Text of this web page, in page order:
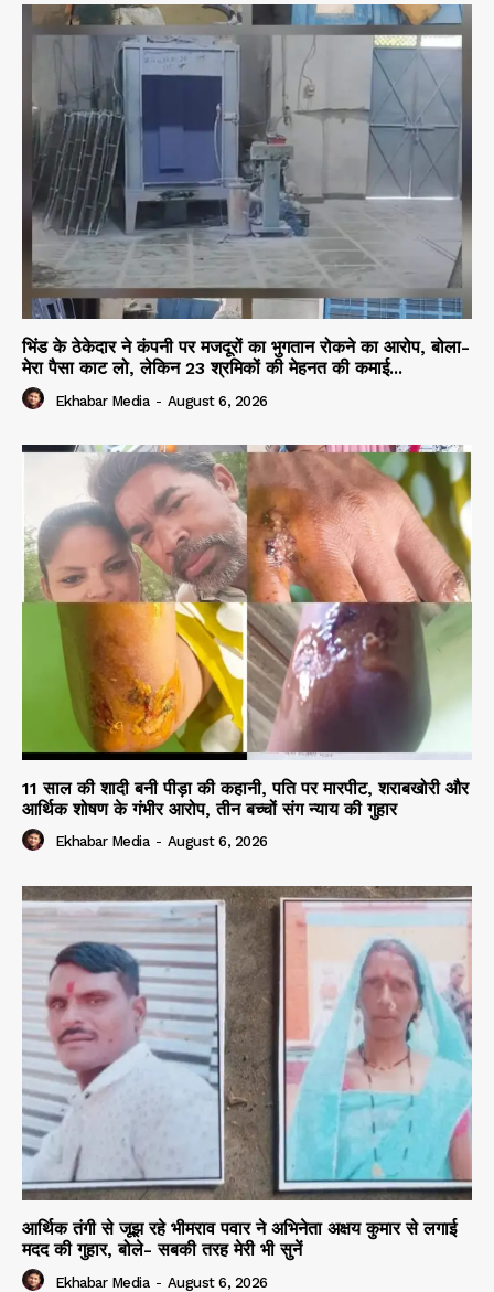
भिंड के ठेकेदार ने कंपनी पर मजदूरों का भुगतान रोकने का आरोप, बोला-
मेरा पैसा काट लो, लेकिन 23 श्रमिकों की मेहनत की कमाई...
Ekhabar Media - August 6, 2026
11 साल की शादी बनी पीड़ा की कहानी, पति पर मारपीट, शराबखोरी और
आर्थिक शोषण के गंभीर आरोप, तीन बच्चों संग न्याय की गुहार
Ekhabar Media - August 6, 2026
आर्थिक तंगी से जूझ रहे भीमराव पवार ने अभिनेता अक्षय कुमार से लगाई
मदद की गुहार, बोले- सबकी तरह मेरी भी सुनें
Ekhabar Media - August 6, 2026